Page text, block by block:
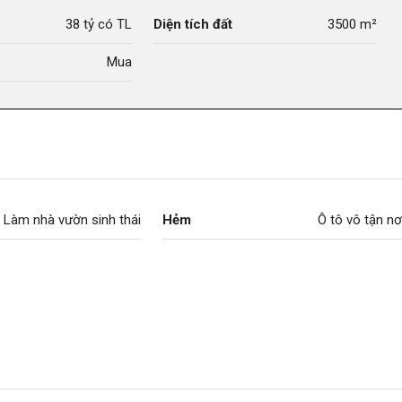
38 tỷ có TL Diện tích đất 3500 m²
Mua
Làm nhà vườn sinh thái Hẻm Ô tô vô tận